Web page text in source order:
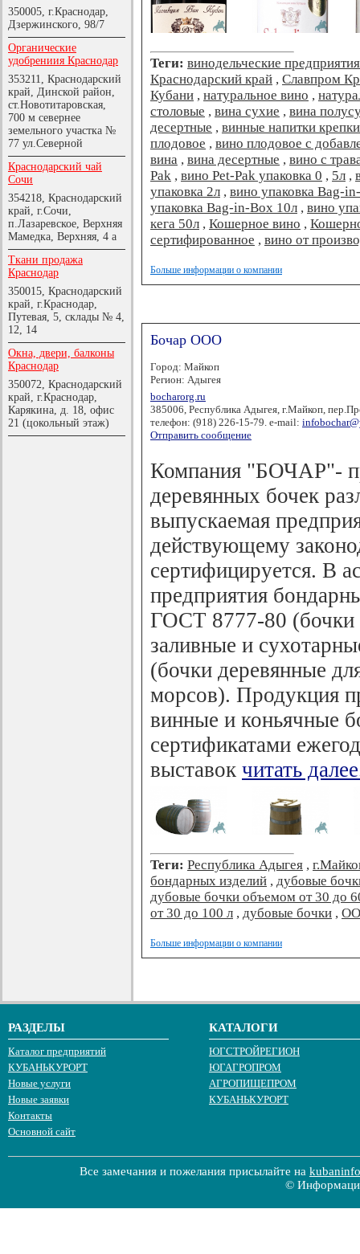
350005, г.Краснодар,
Дзержинского, 98/7
Органические
удобрениия Краснодар
353211, Краснодарский
край, Динской район,
ст.Новотитаровская,
700 м севернее
земельного участка №
77 ул.Северной
Краснодарский чай
Сочи
354218, Краснодарский
край, г.Сочи,
п.Лазаревское, Верхняя
Мамедка, Верхняя, 4 а
Ткани продажа
Краснодар
350015, Краснодарский
край, г.Краснодар,
Путевая, 5, склады № 4,
12, 14
Окна, двери, балконы
Краснодар
350072, Краснодарский
край, г.Краснодар,
Карякина, д. 18, офис
21 (цокольный этаж)
Теги: винодельческие предприятия
Краснодарский край , Славпром
Кубани , натуральное вино ,
столовые , вина сухие , вина
десертные , винные напитки
плодовое , вино плодовое с
вина , вина десертные , вино с
Pak , вино Pet-Pak упаковка 0 , 5л ,
упаковка 2л , вино упаковка Вag-
упаковка Вag-in-Box 10л , вино
кега 50л , Кошерное вино ,
сертифированное , вино от
Больше информации о компании
Бочар ООО
Город: Майкоп
Регион: Адыгея
bocharorg.ru
385006, Республика Адыгея, г.Майкоп,
телефон: (918) 226-15-79. e-mail:
Отправить сообщение
Компания "БОЧАР"-
деревянных бочек
выпускаемая
действующему
сертифицируется. В
предприятия
ГОСТ 8777-80 (бочки
заливные и
(бочки деревянные
морсов). Продукция
винные и коньячные
сертификатами
выставок читать
Теги: Республика Адыгея ,
бондарных изделий , дубовые
дубовые бочки объемом от 30 до
от 30 до 100 л , дубовые бочки ,
Больше информации о компании
РАЗДЕЛЫ
Каталог предприятий
КУБАНЬКУРОРТ
Новые услуги
Новые заявки
Контакты
Основной сайт
КАТАЛОГИ
ЮГСТРОЙРЕГИОН
ЮГАГРОПРОМ
АГРОПИЩЕПРОМ
КУБАНЬКУРОРТ
Все замечания и пожелания присылайте на
©